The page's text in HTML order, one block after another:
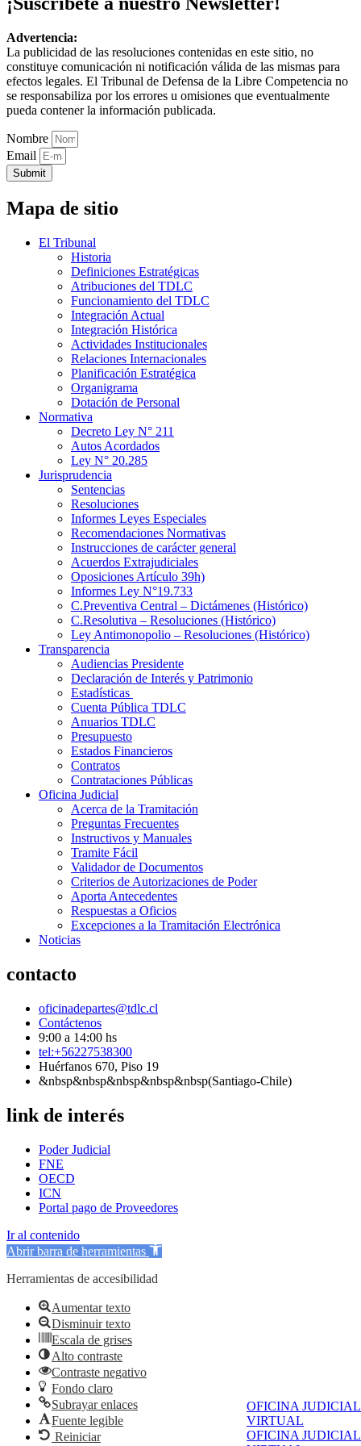
OFICINA JUDICIAL
VIRTUAL
OFICINA JUDICIAL
Advertencia:
La publicidad de las resoluciones contenidas en este sitio, no
constituye comunicación ni notificación válida de las mismas para
efectos legales. El Tribunal de Defensa de la Libre Competencia no
se responsabiliza por los errores u omisiones que eventualmente
pueda contener la información publicada.
Nombre
Email
Submit
Mapa de sitio
El Tribunal
Historia
Definiciones Estratégicas
Atribuciones del TDLC
Funcionamiento del TDLC
Integración Actual
Integración Histórica
Actividades Institucionales
Relaciones Internacionales
Planificación Estratégica
Organigrama
Dotación de Personal
Normativa
Decreto Ley N° 211
Autos Acordados
Ley N° 20.285
Jurisprudencia
Sentencias
Resoluciones
Informes Leyes Especiales
Recomendaciones Normativas
Instrucciones de carácter general
Acuerdos Extrajudiciales
Oposiciones Artículo 39h)
Informes Ley N°19.733
C.Preventiva Central – Dictámenes (Histórico)
C.Resolutiva – Resoluciones (Histórico)
Ley Antimonopolio – Resoluciones (Histórico)
Transparencia
Audiencias Presidente
Declaración de Interés y Patrimonio
Estadísticas
Cuenta Pública TDLC
Anuarios TDLC
Presupuesto
Estados Financieros
Contratos
Contrataciones Públicas
Oficina Judicial
Acerca de la Tramitación
Preguntas Frecuentes
Instructivos y Manuales
Tramite Fácil
Validador de Documentos
Criterios de Autorizaciones de Poder
Aporta Antecedentes
Respuestas a Oficios
Excepciones a la Tramitación Electrónica
Noticias
contacto
oficinadepartes@tdlc.cl
Contáctenos
9:00 a 14:00 hs
tel:+56227538300
Huérfanos 670, Piso 19
&nbsp&nbsp&nbsp&nbsp&nbsp(Santiago-Chile)
link de interés
Poder Judicial
FNE
OECD
ICN
Portal pago de Proveedores
Ir al contenido
Abrir barra de herramientas
Herramientas de accesibilidad
Aumentar texto
Disminuir texto
Escala de grises
Alto contraste
Contraste negativo
Fondo claro
Subrayar enlaces
Fuente legible
Reiniciar